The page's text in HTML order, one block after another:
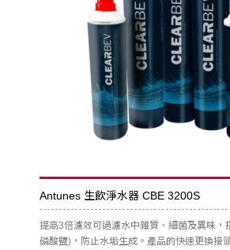
Antunes 生飲淨水器 CBE 3200S
提高3倍濾效可過濾水中雜質、細菌及異味，
磷酸鹽)，防止水垢生成。產品的快速更換接